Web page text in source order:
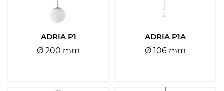
Materiál základny:
VyberteADRIA P1
Ø 200 mm
ADRIA P1A
Ø 106 mm